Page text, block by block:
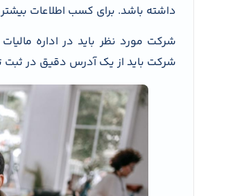
داشته باشد. برای کسب اطلاعات بیشتر
شرکت مورد نظر باید در اداره
شرکت باید از یک آدرس دقیق در ثبت